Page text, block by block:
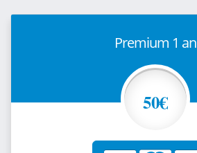
Premium 1 an
50€